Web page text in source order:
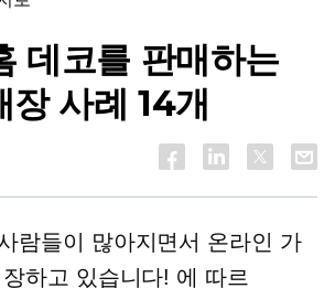
데코를 판매하는
사례 14개
람들이 많아지면서 온라인 가
하고 있습니다! 에 따르